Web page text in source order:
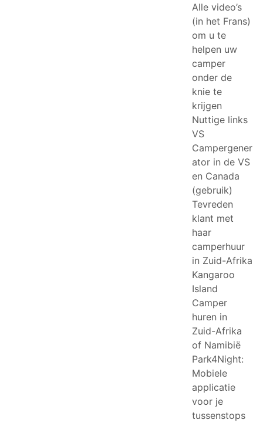
Alle video’s
(in het Frans)
om u te
helpen uw
camper
onder de
knie te
krijgen
Nuttige links
VS
Campergener
ator in de VS
en Canada
(gebruik)
Tevreden
klant met
haar
camperhuur
in Zuid-Afrika
Kangaroo
Island
Camper
huren in
Zuid-Afrika
of Namibië
Park4Night:
Mobiele
applicatie
voor je
tussenstops